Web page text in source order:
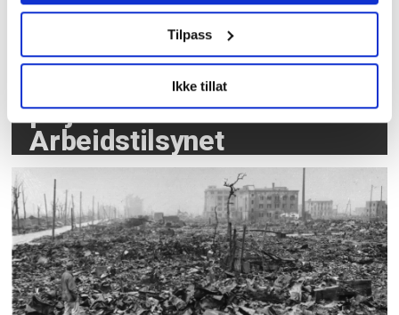
Tilpass
Ikke tillat
Over 1200 voldshendelser
på jobb varslet til
Arbeidstilsynet